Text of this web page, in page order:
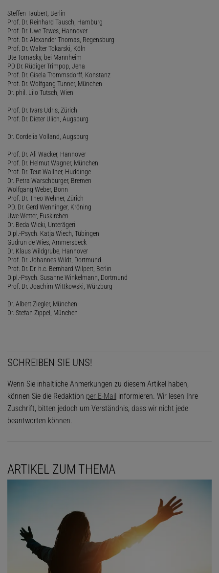
Steffen Taubert, Berlin
Prof. Dr. Reinhard Tausch, Hamburg
Prof. Dr. Uwe Tewes, Hannover
Prof. Dr. Alexander Thomas, Regensburg
Prof. Dr. Walter Tokarski, Köln
Ute Tomasky, bei Mannheim
PD Dr. Rüdiger Trimpop, Jena
Prof. Dr. Gisela Trommsdorff, Konstanz
Prof. Dr. Wolfgang Tunner, München
Dr. phil. Lilo Tutsch, Wien
Prof. Dr. Ivars Udris, Zürich
Prof. Dr. Dieter Ulich, Augsburg
Dr. Cordelia Volland, Augsburg
Prof. Dr. Ali Wacker, Hannover
Prof. Dr. Helmut Wagner, München
Prof. Dr. Teut Wallner, Huddinge
Dr. Petra Warschburger, Bremen
Wolfgang Weber, Bonn
Prof. Dr. Theo Wehner, Zürich
PD. Dr. Gerd Wenninger, Kröning
Uwe Wetter, Euskirchen
Dr. Beda Wicki, Unterägeri
Dipl.-Psych. Katja Wiech, Tübingen
Gudrun de Wies, Ammersbeck
Dr. Klaus Wildgrube, Hannover
Prof. Dr. Johannes Wildt, Dortmund
Prof. Dr. Dr. h.c. Bernhard Wilpert, Berlin
Dipl.-Psych. Susanne Winkelmann, Dortmund
Prof. Dr. Joachim Wittkowski, Würzburg
Dr. Albert Ziegler, München
Dr. Stefan Zippel, München
SCHREIBEN SIE UNS!
Wenn Sie inhaltliche Anmerkungen zu diesem Artikel haben,
können Sie die Redaktion per E-Mail informieren. Wir lesen Ihre
Zuschrift, bitten jedoch um Verständnis, dass wir nicht jede
beantworten können.
ARTIKEL ZUM THEMA